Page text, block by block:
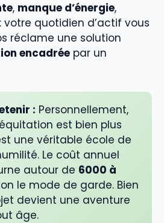
, manque d’énergie,
: votre quotidien d’actif vous
réclame une solution
encadrée par un
: Personnellement,
est bien plus
une véritable école de
Le coût annuel
autour de 6000 à
le mode de garde. Bien
devient une aventure
âge.